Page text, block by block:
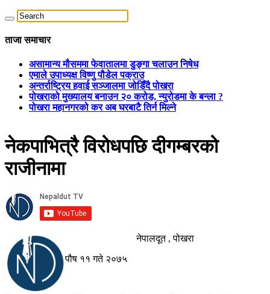
ताजा समाचार
असामान्य मौसममा फेवातालमा डुङ्गा चलाउन निषेध
एमाले उपाध्यक्ष विष्णु पौडेल पक्राउ
अन्तर्राष्ट्रिय हवाई सञ्जालमा जोडिँदै पोखरा
पोखराको मुख्यालय बनाउन २० करोड, न्युरोडमा के बन्ला ?
पोखरा महानगरको कर अब घरबाटै तिर्न मिल्ने
नेकपाभित्रै विरोधपछि दीगम्बरको
राजीनामा
नेपालदूत , पोखरा
पौष ११ गते २०७५